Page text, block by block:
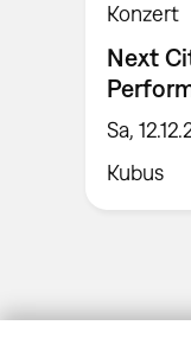
Konzert
Next
Sa,
Kubus